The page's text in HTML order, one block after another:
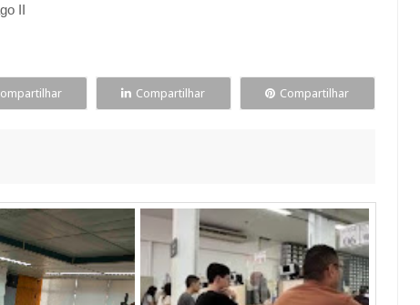
II
Compartilhar Compartilhar